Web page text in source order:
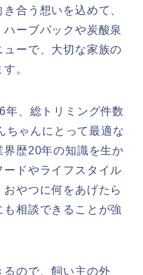
合う想いを込めて、
ハーブパックや炭酸泉
ーで、大切な家族の
。
年、総トリミング件数
ちゃんにとって最適な
界歴20年の知識を生か
ードやライフスタイル
やつに何をあげたら
相談できることが強
るので、飼い主の外